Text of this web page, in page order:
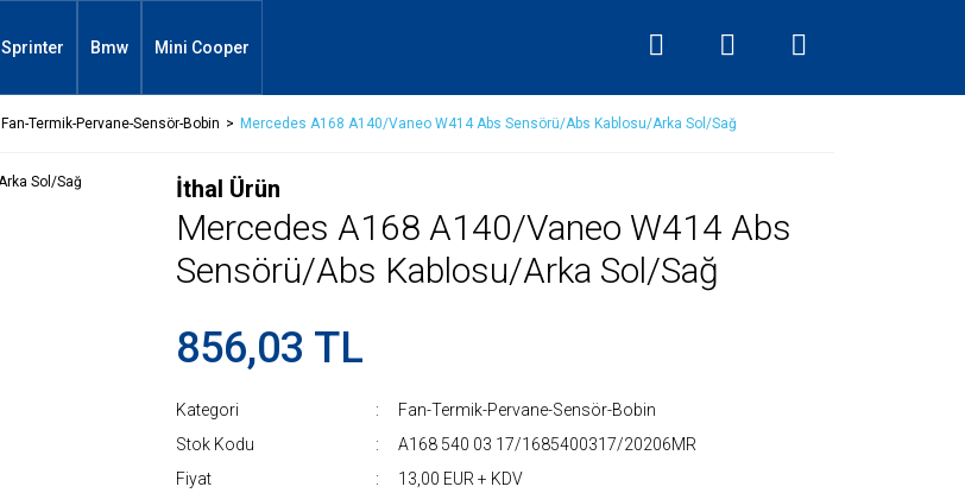
Sprinter Bmw Mini Cooper
Fan-Termik-Pervane-Sensör-Bobin Mercedes A168 A140/Vaneo W414 Abs Sensörü/Abs Kablosu/Arka Sol/Sağ
İthal Ürün
Mercedes A168 A140/Vaneo W414 Abs
Sensörü/Abs Kablosu/Arka Sol/Sağ
856,03 TL
Kategori
Fan-Termik-Pervane-Sensör-Bobin
Stok Kodu
A168 540 03 17/1685400317/20206MR
Fiyat
13,00 EUR + KDV